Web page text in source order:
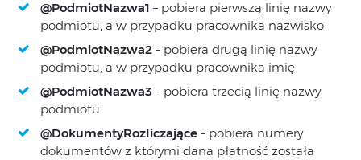
@PodmiotNazwa1 – pobiera pierwszą linię nazwy
podmiotu, a w przypadku pracownika nazwisko
@PodmiotNazwa2 – pobiera drugą linię nazwy
podmiotu, a w przypadku pracownika imię
@PodmiotNazwa3 – pobiera trzecią linię nazwy
podmiotu
@DokumentyRozliczające – pobiera numery
dokumentów z którymi dana płatność została